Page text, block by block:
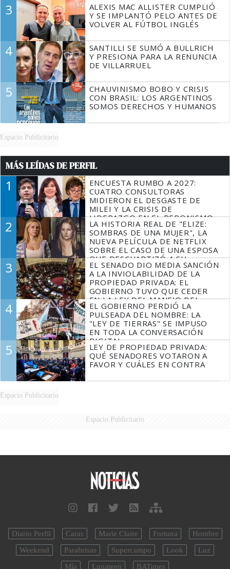
3
ALEXIS MAC ALLISTER CUMPLIÓ
Y SE IMPLANTÓ PELO ANTES DE
VOLVER AL FÚTBOL INGLÉS
4
SANTILLI SE SUMÓ A BULLRICH
Y PRESIONA PARA LA RENUNCIA
DE VILLARRUEL
5
CHAUVINISMO BOBO Y CRISIS
CON BRASIL: LOS ARGENTINOS
SOMOS DERECHOS Y HUMANOS
Espacio Publicitario
MÁS LEÍDAS DE PERFIL
1
ENCUESTA RUMBO A 2027:
CUATRO CONSULTORAS
MIDIERON EL DESGASTE DE
MILEI Y LA CRISIS DE
LIDERAZGO EN EL PERONISMO
2
LA HISTORIA REAL DE "ELIZE:
SOMBRAS DE UNA MUJER", LA
NUEVA PELÍCULA DE NETFLIX
SOBRE EL CASO DE UNA ESPOSA
QUE DESCUARTIZÓ A SU
MARIDO
3
EL SENADO DIO MEDIA SANCIÓN
A LA INVIOLABILIDAD DE LA
PROPIEDAD PRIVADA: EL
GOBIERNO TUVO QUE CEDER
EN LA LEY DEL MANEJO DEL
FUEGO
4
EL GOBIERNO PERDIÓ LA
PULSEADA DEL NOMBRE: LA
"LEY DE TIERRAS" SE IMPUSO
EN TODA LA CONVERSACIÓN
DIGITAL
5
LEY DE PROPIEDAD PRIVADA:
QUÉ SENADORES VOTARON A
FAVOR Y CUÁLES EN CONTRA
Espacio Publicitario
Espacio Publicitario
Diario Perfil Caras Marie Claire Fortuna
Hombre
Weekend
Parabrisas Supercampo Look
Luz
Mía
Lunateen BATimes